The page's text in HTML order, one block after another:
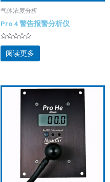
气体浓度分析
Pro 4 警告报警分析仪
评
分
&sol;
阅读更多